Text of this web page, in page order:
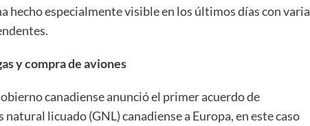
hecho especialmente visible en los últimos días con
y compra de aviones
canadiense anunció el primer acuerdo de
natural licuado (GNL) canadiense a Europa, en este caso